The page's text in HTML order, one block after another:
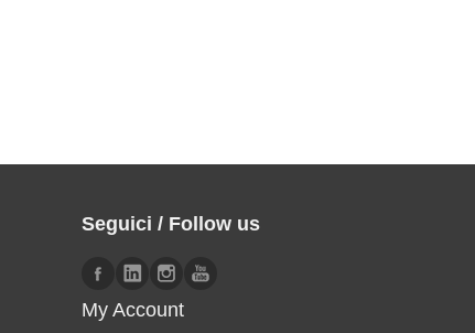
Seguici / Follow us
My Account